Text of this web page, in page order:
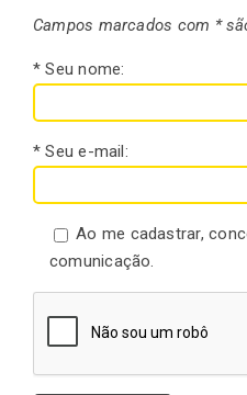
Campos marcados com *
* Seu nome:
* Seu e-mail:
Ao me cadastrar,
comunicação.